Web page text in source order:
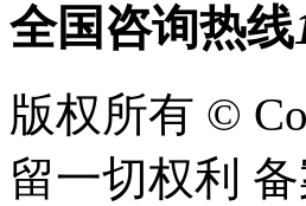
全国咨询热线
版权所有 ©
留一切权利 备